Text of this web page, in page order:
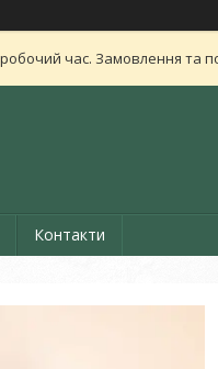
час. Замовлення та
Контакти